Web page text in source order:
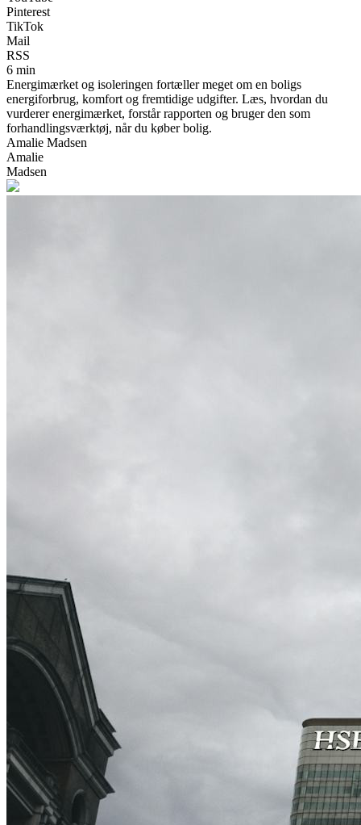
Pinterest
TikTok
Mail
RSS
6 min
Energimærket og isoleringen fortæller meget om en boligs
energiforbrug, komfort og fremtidige udgifter. Læs, hvordan du
vurderer energimærket, forstår rapporten og bruger den som
forhandlingsværktøj, når du køber bolig.
Amalie Madsen
Amalie
Madsen